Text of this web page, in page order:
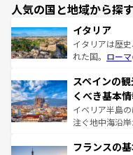
人気の国と地域から探す
イタリア
イタリアは歴
れた国。 ローマ
ろん、トスカ
景など、自然
ピザやパスタ
できる。朝目
なお、新着の
スペインの
くべき基本
イベリア半島
注ぐ地中海沿
文化が根付く
フランスの